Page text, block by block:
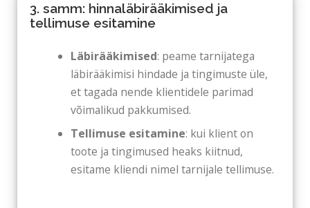
3. samm: hinnaläbirääkimised ja
tellimuse esitamine
Läbirääkimised: peame tarnijatega
läbirääkimisi hindade ja tingimuste üle,
et tagada nende klientidele parimad
võimalikud pakkumised.
Tellimuse esitamine: kui klient on
toote ja tingimused heaks kiitnud,
esitame kliendi nimel tarnijale tellimuse.